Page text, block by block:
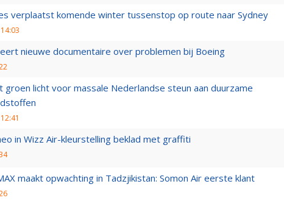
verplaatst komende winter tussenstop op route naar Sydney
nieuwe documentaire over problemen bij Boeing
groen licht voor massale Nederlandse steun aan duurzame
in Wizz Air-kleurstelling beklad met graffiti
maakt opwachting in Tadzjikistan: Somon Air eerste klant